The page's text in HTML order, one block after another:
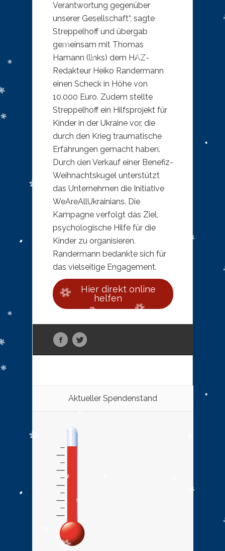
Verantwortung gegenüber
unserer Gesellschaft“, sagte
Streppelhoff und übergab
gemeinsam mit Thomas
Hamann (links) dem HAZ-
Redakteur Heiko Randermann
einen Scheck in Höhe von
10.000 Euro. Zudem stellte
Streppelhoff ein Hilfsprojekt für
Kinder in der Ukraine vor, die
durch den Krieg traumatische
Erfahrungen gemacht haben.
Durch den Verkauf einer Benefiz-
Weihnachtskugel unterstützt
das Unternehmen die Initiative
WeAreAllUkrainians. Die
Kampagne verfolgt das Ziel,
psychologische Hilfe für die
Kinder zu organisieren.
Randermann bedankte sich für
das vielseitige Engagement.
Hier direkt online
helfen
Aktueller Spendenstand